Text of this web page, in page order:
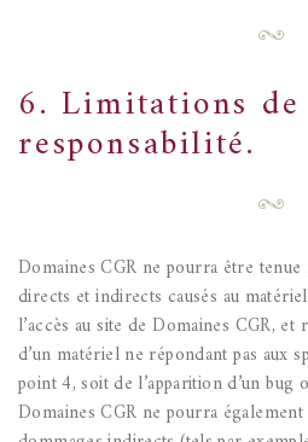
6. Limitations de
responsabilité.
Domaines CGR ne pourra être
directs et indirects causés au
l’accès au site de Domaines CGR,
d’un matériel ne répondant pas aux
point 4, soit de l’apparition d’un bug
Domaines CGR ne pourra